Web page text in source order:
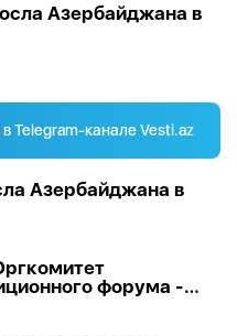
Азербайджана в
Telegram-канале Vesti.az
Азербайджана в
форума -